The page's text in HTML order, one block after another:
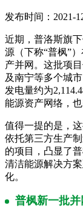
发布时间：2021-
近期，普洛斯旗
源（下称“普枫”
产并网。这批项
及南宁等多个城
发电量约为
能源资产网络，
值得一提的是，
依托第三方生产
的项目，凸显了
清洁能源解决方
化。
普枫新一批并